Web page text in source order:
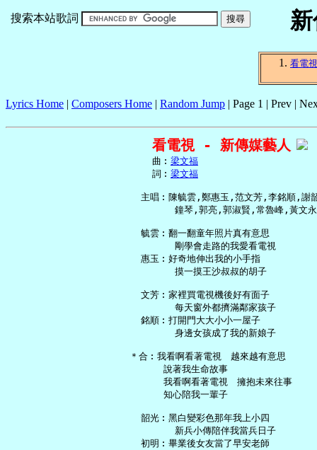
搜索本站歌詞
看電視
Lyrics Home | Composers Home | Random Jump | Page 1 | Prev |
看電視 - 新傳媒藝人
     曲︰
梁文福
     詞︰
梁文福
主唱︰陳毓雲,鄭惠玉,范文芳,李銘順,謝
鐘琴,郭亮,郭淑賢,常魯峰,黃文
   毓雲︰翻一翻童年照片真有意思
         剛學會走路的我愛看電視
   惠玉︰好奇地伸出我的小手指
         摸一摸王沙叔叔的胡子
   文芳︰家裡買電視機後好有面子
         每天窗外都擠滿鄰家孩子
   銘順︰打開門大大小小一屋子
         身邊女孩成了我的新娘子
＊合︰我看啊看著電視　越來越有意思
       說著我生命故事
       我看啊看著電視　擁抱未來往事
       知心陪我一輩子
   韶光︰黑白變彩色那年我上小四
         新兵小傳陪伴我當兵日子
   初明︰畢業後女友當了早安老師